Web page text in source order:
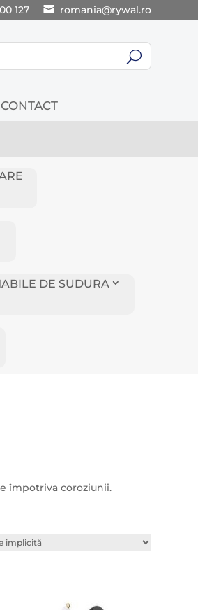
127 romania@rywal.ro
U
CONTACT
DE SUDURA
împotriva coroziunii.